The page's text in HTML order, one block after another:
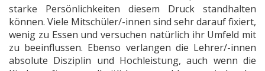
starke Persönlichkeiten diesem Druck standhalten
können. Viele Mitschüler/-innen sind sehr darauf fixiert,
wenig zu Essen und versuchen natürlich ihr Umfeld mit
zu beeinflussen. Ebenso verlangen die Lehrer/-innen
absolute Disziplin und Hochleistung, auch wenn die